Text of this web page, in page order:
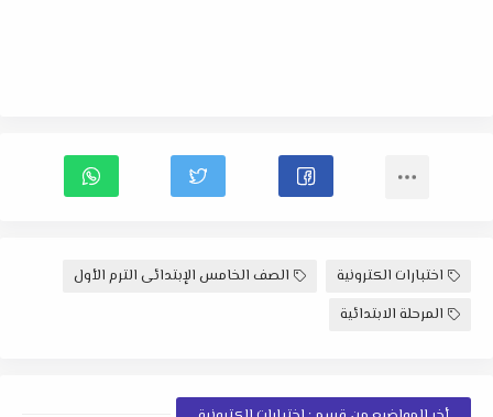
اختبارات الكترونية
الصف الخامس الإبتدائى الترم الأول
المرحلة الابتدائية